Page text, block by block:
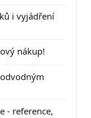
i vyjádření
nákup!
- reference,